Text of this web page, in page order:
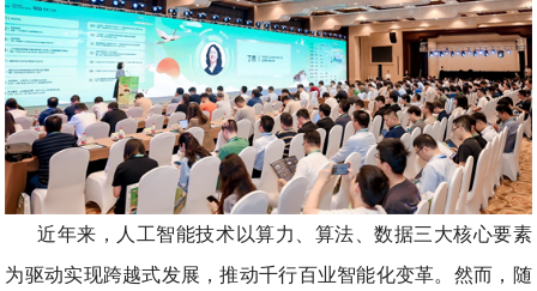
近年来，人工智能技术以算力、算法、数据三大核心要素
为驱动实现跨越式发展，推动千行百业智能化变革。然而，随